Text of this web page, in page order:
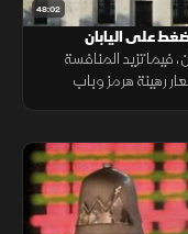
48:02
على اليابان
فيما تزيد المنافسة
رهينة هرمز وباب